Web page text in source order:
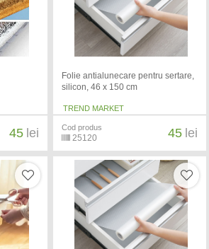
45 lei
Folie antialunecare pentru sertare,
silicon, 46 x 150 cm
TREND MARKET
Cod produs
25120 45 lei